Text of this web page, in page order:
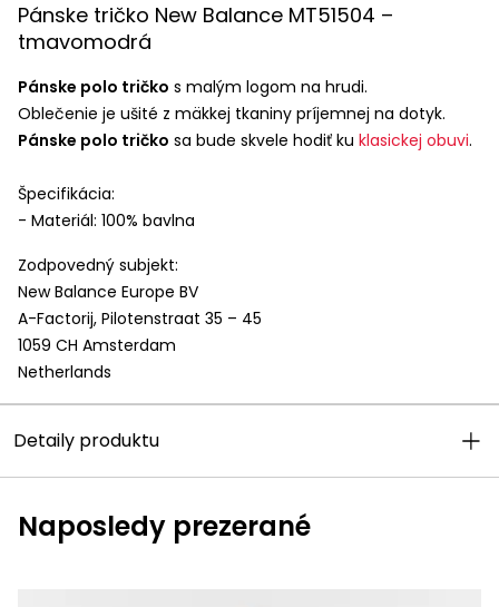
Pánske tričko New Balance MT51504 –
tmavomodrá
Pánske polo tričko s malým logom na hrudi.
Oblečenie je ušité z mäkkej tkaniny príjemnej na dotyk.
Pánske polo tričko sa bude skvele hodiť ku klasickej obuvi.
Špecifikácia:
- Materiál: 100% bavlna
Zodpovedný subjekt:
New Balance Europe BV
A-Factorij, Pilotenstraat 35 – 45
1059 CH Amsterdam
Netherlands
Detaily produktu
Naposledy prezerané